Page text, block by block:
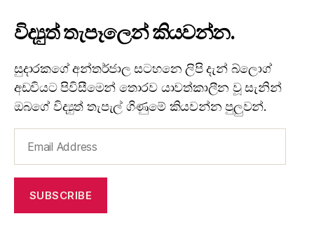
විද්‍යුත් තැපෑලෙන් කියවන්න.
සුදාරකගේ අන්තර්ජාල සටහනෙ ලිපි දැන් බ්ලොග්
අඩවියට පිවිසීමෙන් තොරව යාවත්කාලීන වූ සැනින්
ඔබගේ විද්‍යුත් තැපැල් ගිණුමේ කියවන්න පුලුවන්.
Address
SUBSCRIBE